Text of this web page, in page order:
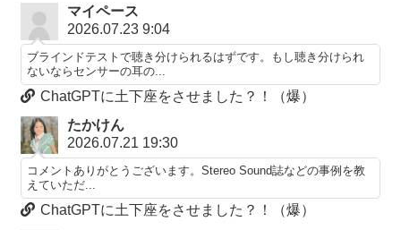
マイペース
2026.07.23 9:04
ブラインドテストで聴き分けられるはずです。もし聴き分けられ
ないならセンサーの耳の...
ChatGPTに土下座をさせました？！（爆）
たかけん
2026.07.21 19:30
コメントありがとうございます。Stereo Sound誌などの事例を教
えていただ...
ChatGPTに土下座をさせました？！（爆）